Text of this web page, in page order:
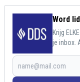
Word
Krijg
je inbox.